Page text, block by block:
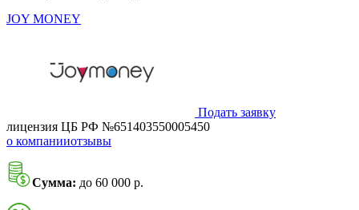
JOY MONEY
Подать заявку
лицензия ЦБ РФ №651403550005450
о компанииотзывы
Сумма: до 60 000 р.